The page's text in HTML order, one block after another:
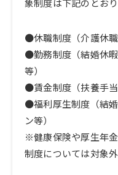
象制度は下記のとおり
●休職制度（介護休職
●勤務制度（結婚休
等）
●賃金制度（扶養手当
●福利厚生制度（結
ン等）
※健康保険や厚生年
制度については対象外